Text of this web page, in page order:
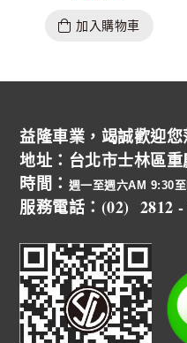
加入購物車
益隆車業，竭誠歡迎
地址：台北市士林區
時間： 週一至週六AM 9:30
服務電話：(02) 2812 -